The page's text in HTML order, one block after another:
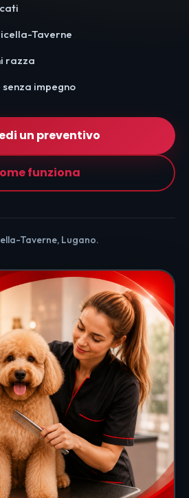
Taverne
razza
impegno
un preventivo
funziona
Taverne, Lugano.